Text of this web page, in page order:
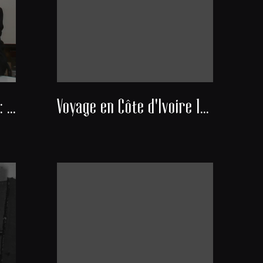
Docteur Alexis Banayan : Président du consistoire de la communauté juive de Bordeaux Voyage en Côte d'Ivoire 1951